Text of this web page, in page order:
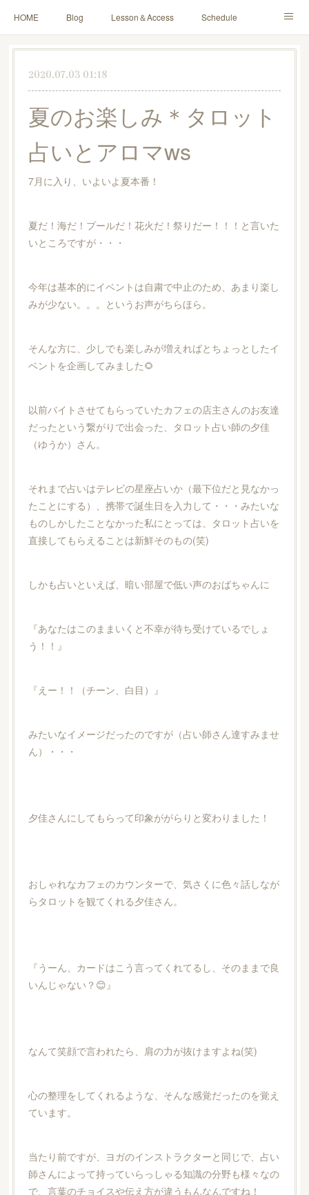
HOME Blog Lesson＆Access Schedule
Yoga for Mama＆Baby About Contact
2020.07.03 01:18
夏のお楽しみ＊タロット
占いとアロマws
7月に入り、いよいよ夏本番！
夏だ！海だ！プールだ！花火だ！祭りだー！！！と言いた
いところですが・・・
今年は基本的にイベントは自粛で中止のため、あまり楽し
みが少ない。。。というお声がちらほら。
そんな方に、少しでも楽しみが増えればとちょっとしたイ
ベントを企画してみました🌻
以前バイトさせてもらっていたカフェの店主さんのお友達
だったという繋がりで出会った、タロット占い師の夕佳
（ゆうか）さん。
それまで占いはテレビの星座占いか（最下位だと見なかっ
たことにする）、携帯で誕生日を入力して・・・みたいな
ものしかしたことなかった私にとっては、タロット占いを
直接してもらえることは新鮮そのもの(笑)
しかも占いといえば、暗い部屋で低い声のおばちゃんに
『あなたはこのままいくと不幸が待ち受けているでしょ
う！！』
『えー！！（チーン、白目）』
みたいなイメージだったのですが（占い師さん達すみませ
ん）・・・
夕佳さんにしてもらって印象ががらりと変わりました！
おしゃれなカフェのカウンターで、気さくに色々話しなが
らタロットを観てくれる夕佳さん。
『うーん、カードはこう言ってくれてるし、そのままで良
いんじゃない？😊』
なんて笑顔で言われたら、肩の力が抜けますよね(笑)
心の整理をしてくれるような、そんな感覚だったのを覚え
ています。
当たり前ですが、ヨガのインストラクターと同じで、占い
師さんによって持っていらっしゃる知識の分野も様々なの
で、言葉のチョイスや伝え方が違うもんなんですね！